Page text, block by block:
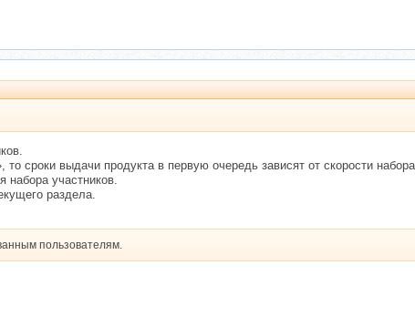
сроки выдачи продукта в первую очередь зависят от скорости
набора участников.
раздела.
пользователям.